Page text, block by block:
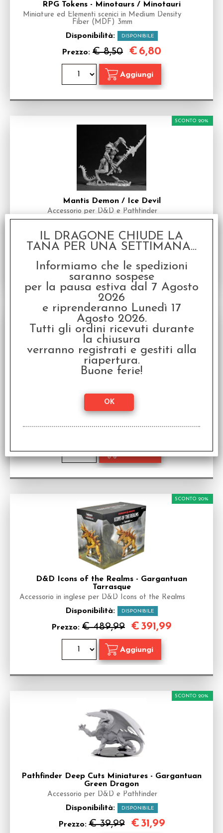
RPG Tokens - Minotaurs / Minotauri
Miniature ed Elementi scenici in Medium Density
Fiber (MDF) 3mm
Disponibilità: DISPONIBILE
Prezzo: € 8,50 € 6,80
Mantis Demon / Ice Devil
Accessorio per D&D e Pathfinder
Prezzo: € 24,95
SCONTO 20%
€19,96
Miniatura in Edizione Limitata per Historia
Disponibilità: DISPONIBILE
€ 29,90
SCONTO 20%
€23,92
D&D Icons of the Realms - Gargantuan
Tarrasque
Accessorio in inglese per D&D Icons of the Realms
Disponibilità: DISPONIBILE
Prezzo: € 489,99
SCONTO 20%
€ 391,99
Pathfinder Deep Cuts Miniatures - Gargantuan
Green Dragon
Accessorio per D&D e Pathfinder
Disponibilità: DISPONIBILE
Prezzo:€ 39,99
SCONTO 20%
€ 31,99
IL DRAGONE CHIUDE LA
TANA PER UNA SETTIMANA...
Informiamo che le spedizioni
saranno sospese
per la pausa estiva dal 7 Agosto
2026
e riprenderanno Lunedì 17
Agosto 2026.
Tutti gli ordini ricevuti durante
la chiusura
verranno registrati e gestiti alla
riapertura.
Buone ferie!